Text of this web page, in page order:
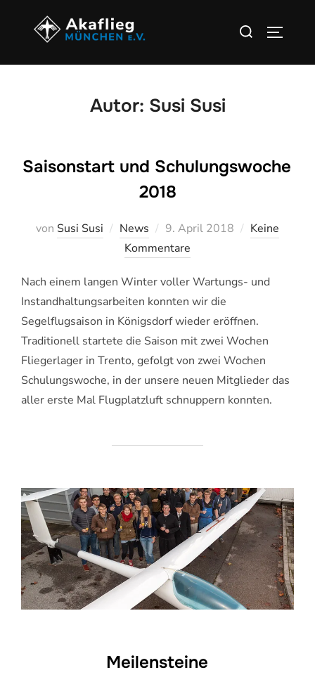
Inhalten
Suchen
Autor: Susi Susi
Saisonstart und Schulungswoche
2018
von Susi Susi News
Veröffentlicht
am
9. April 2018
Keine
Kommentare
Nach einem langen Winter voller Wartungs- und
Instandhaltungsarbeiten konnten wir die
Segelflugsaison in Königsdorf wieder eröffnen.
Traditionell startete die Saison mit zwei Wochen
Fliegerlager in Trento, gefolgt von zwei Wochen
Schulungswoche, in der unsere neuen Mitglieder das
aller erste Mal Flugplatzluft schnuppern konnten.
Meilensteine